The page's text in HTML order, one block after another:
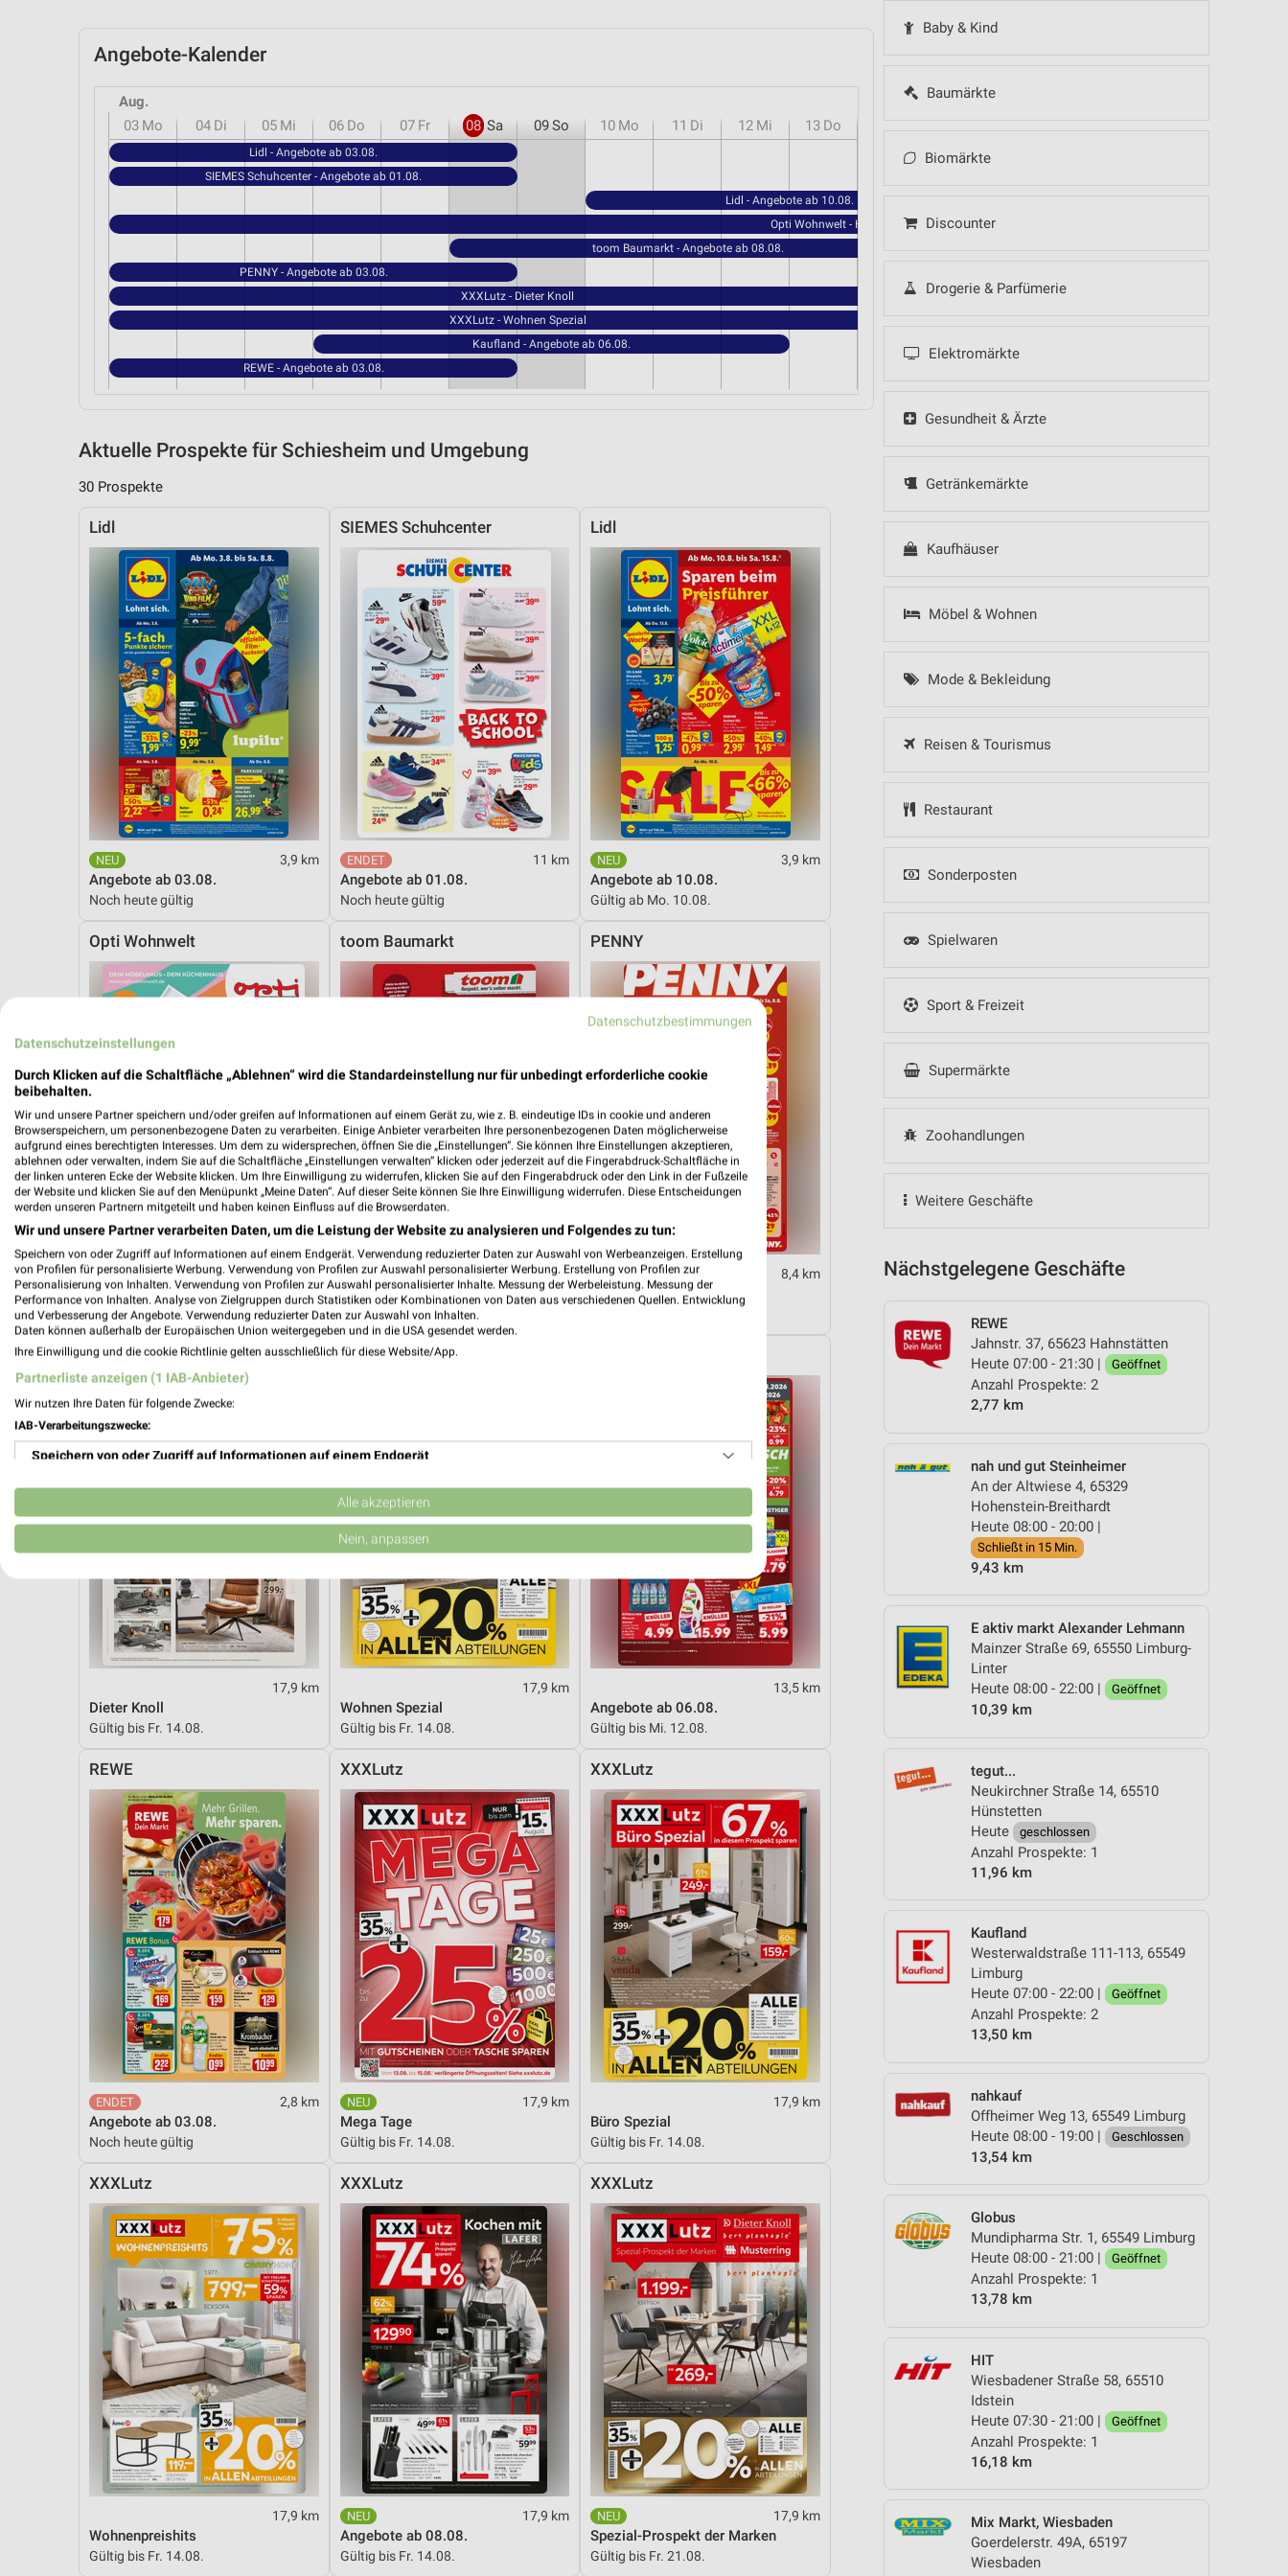
Baby & Kind
Baumärkte
Biomärkte
Discounter
Drogerie & Parfümerie
Elektromärkte
Gesundheit & Ärzte
Getränkemärkte
Kaufhäuser
Möbel & Wohnen
Mode & Bekleidung
Reisen & Tourismus
Restaurant
Sonderposten
Spielwaren
Sport & Freizeit
Supermärkte
Zoohandlungen
Weitere Geschäfte
Nächstgelegene Geschäfte
REWE
Jahnstr. 37, 65623 Hahnstätten
Heute 07:00 - 21:30 |
Geöffnet
Anzahl Prospekte: 2
2,77 km
nah und gut Steinheimer
An der Altwiese 4, 65329
Hohenstein-Breithardt
Heute 08:00 - 20:00 |
Schließt in 15 Min.
9,43 km
E aktiv markt Alexander Lehmann
Mainzer Straße 69, 65550 Limburg-
Linter
Heute 08:00 - 22:00 |
Geöffnet
10,39 km
tegut...
Neukirchner Straße 14, 65510
Hünstetten
Heute
geschlossen
Anzahl Prospekte: 1
11,96 km
Kaufland
Westerwaldstraße 111-113, 65549
Limburg
Heute 07:00 - 22:00 |
Geöffnet
Anzahl Prospekte: 2
13,50 km
nahkauf
Offheimer Weg 13, 65549 Limburg
Heute 08:00 - 19:00 |
Geschlossen
13,54 km
Globus
Mundipharma Str. 1, 65549 Limburg
Heute 08:00 - 21:00 |
Geöffnet
Anzahl Prospekte: 1
13,78 km
HIT
Wiesbadener Straße 58, 65510
Idstein
Heute 07:30 - 21:00 |
Geöffnet
Anzahl Prospekte: 1
16,18 km
Mix Markt, Wiesbaden
Goerdelerstr. 49A, 65197
Wiesbaden
Angebote-Kalender
Aug.
03 Mo 04 Di 05 Mi 06 Do 07 Fr 08 Sa 09So 10 Mo 11 Di 12 Mi 13 Do
Lidl - Angebote ab 03.08.
SIEMES Schuhcenter - Angebote ab 01.08.
Lidl - Angebote ab 10.08.
Opti Wohnwelt - Hot Sommer Sale
toom Baumarkt - Angebote ab 08.08.
PENNY - Angebote ab 03.08.
XXXLutz - Dieter Knoll
XXXLutz - Wohnen Spezial
Kaufland - Angebote ab 06.08.
REWE - Angebote ab 03.08.
Aktuelle Prospekte für Schiesheim und Umgebung
30 Prospekte
Lidl
3,9 km
Angebote ab 03.08.
Noch heute gültig
SIEMES Schuhcenter
11 km
Angebote ab 01.08.
Noch heute gültig
Lidl
3,9 km
Angebote ab 10.08.
Gültig ab Mo. 10.08.
Opti Wohnwelt
32,9 km
Hot Sommer Sale
Gültig bis Sa. 29.08.
toom Baumarkt
11 km
Angebote ab 08.08.
Gültig bis Fr. 14.08.
PENNY
8,4 km
Angebote ab 03.08.
XXXLutz
17,9 km
Dieter Knoll
Gültig bis Fr. 14.08.
XXXLutz
17,9 km
Wohnen Spezial
Gültig bis Fr. 14.08.
13,5 km
Angebote ab 06.08.
Gültig bis Mi. 12.08.
REWE
2,8 km
Angebote ab 03.08.
Noch heute gültig
XXXLutz
17,9 km
Mega Tage
Gültig bis Fr. 14.08.
XXXLutz
17,9 km
Büro Spezial
Gültig bis Fr. 14.08.
XXXLutz
17,9 km
Wohnenpreishits
Gültig bis Fr. 14.08.
XXXLutz
17,9 km
Angebote ab 08.08.
Gültig bis Fr. 14.08.
XXXLutz
17,9 km
Spezial-Prospekt der Marken
Gültig bis Fr. 21.08.
Datenschutzbestimmungen
Datenschutzeinstellungen
Durch Klicken auf die Schaltfläche „Ablehnen“ wird die Standardeinstellung nur für unbedingt erforderliche cookie
beibehalten.
Wir und unsere Partner speichern und/oder greifen auf Informationen auf einem Gerät zu, wie z. B. eindeutige IDs in cookie und anderen
Browserspeichern, um personenbezogene Daten zu verarbeiten. Einige Anbieter verarbeiten Ihre personenbezogenen Daten möglicherweise
aufgrund eines berechtigten Interesses. Um dem zu widersprechen, öffnen Sie die „Einstellungen“. Sie können Ihre Einstellungen akzeptieren,
ablehnen oder verwalten, indem Sie auf die Schaltfläche „Einstellungen verwalten“ klicken oder jederzeit auf die Fingerabdruck-Schaltfläche in
der linken unteren Ecke der Website klicken. Um Ihre Einwilligung zu widerrufen, klicken Sie auf den Fingerabdruck oder den Link in der Fußzeile
der Website und klicken Sie auf den Menüpunkt „Meine Daten“. Auf dieser Seite können Sie Ihre Einwilligung widerrufen. Diese Entscheidungen
werden unseren Partnern mitgeteilt und haben keinen Einfluss auf die Browserdaten.
Wir und unsere Partner verarbeiten Daten, um die Leistung der Website zu analysieren und Folgendes zu tun:
Speichern von oder Zugriff auf Informationen auf einem Endgerät. Verwendung reduzierter Daten zur Auswahl von Werbeanzeigen. Erstellung
von Profilen für personalisierte Werbung. Verwendung von Profilen zur Auswahl personalisierter Werbung. Erstellung von Profilen zur
Personalisierung von Inhalten. Verwendung von Profilen zur Auswahl personalisierter Inhalte. Messung der Werbeleistung. Messung der
Performance von Inhalten. Analyse von Zielgruppen durch Statistiken oder Kombinationen von Daten aus verschiedenen Quellen. Entwicklung
und Verbesserung der Angebote. Verwendung reduzierter Daten zur Auswahl von Inhalten.
Daten können außerhalb der Europäischen Union weitergegeben und in die USA gesendet werden.
Ihre Einwilligung und die cookie Richtlinie gelten ausschließlich für diese Website/App.
Partnerliste anzeigen (1 IAB-Anbieter)
Wir nutzen Ihre Daten für folgende Zwecke:
IAB-Verarbeitungszwecke:
Speichern von oder Zugriff auf Informationen auf einem Endgerät
Verwendung reduzierter Daten zur Auswahl von Werbeanzeigen
Erstellung von Profilen für personalisierte Werbung
Erstellung von Profilen zur Personalisierung von Inhalten
Verwendung von Profilen zur Auswahl personalisierter Inhalte
Messung der Performance von Inhalten
Analyse von Zielgruppen durch Statistiken oder Kombinationen von Daten aus verschiedenen
Entwicklung und Verbesserung der Angebote
Verwendung reduzierter Daten zur Auswahl von Inhalten
Verwendung genauer Standortdaten
Geräte anhand von aktiv angeforderten Informationen identifizieren
Nicht-IAB-Verarbeitungszwecke:
Funktional
Alle akzeptieren
Nein, anpassen